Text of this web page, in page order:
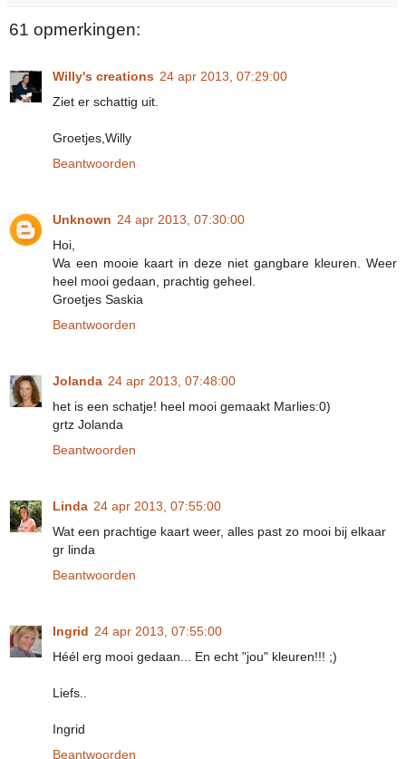
61 opmerkingen:
Willy's creations 24 apr 2013, 07:29:00
Ziet er schattig uit.
Groetjes,Willy
Beantwoorden
Unknown 24 apr 2013, 07:30:00
Hoi,
Wa een mooie kaart in deze niet gangbare kleuren. Weer
heel mooi gedaan, prachtig geheel.
Groetjes Saskia
Beantwoorden
Jolanda 24 apr 2013, 07:48:00
het is een schatje! heel mooi gemaakt Marlies:0)
grtz Jolanda
Beantwoorden
Linda 24 apr 2013, 07:55:00
Wat een prachtige kaart weer, alles past zo mooi bij elkaar
gr linda
Beantwoorden
Ingrid 24 apr 2013, 07:55:00
Héél erg mooi gedaan... En echt "jou" kleuren!!! ;)
Liefs..
Ingrid
Beantwoorden